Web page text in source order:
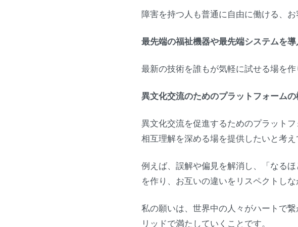
障害を持つ人も普通に自由に働ける、
最先端の福祉機器や最先端システムを
最新の技術を誰もが気軽に試せる場を
異文化交流のためのプラットフォームの
異文化交流を促進するためのプラット
相互理解を深める場を提供したいと考え
例えば、誤解や偏見を解消し、「なる
を作り、お互いの違いをリスペクトし
私の願いは、世界中の人々がハートで
リッドで満たしていくことです。